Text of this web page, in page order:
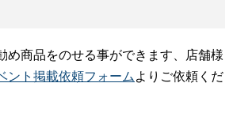
め商品をのせる事ができます、店舗様
ント掲載依頼フォーム よりご依頼くだ